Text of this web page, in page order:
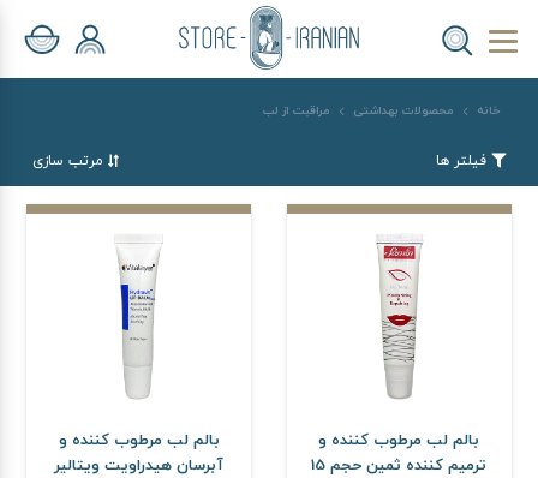
خانه محصولات بهداشتی مراقبت از لب
فیلتر ها مرتب سازی
بالم لب مرطوب کننده و
ترمیم کننده ثمین حجم 15
بالم لب مرطوب کننده و
آبرسان هیدراویت ویتالیر